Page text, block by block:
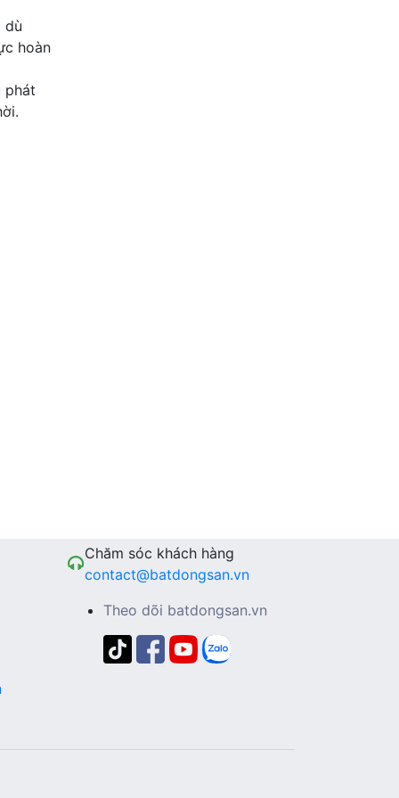
dù
hoàn
phát
Chăm sóc khách hàng
contact@batdongsan.vn
Theo dõi batdongsan.vn